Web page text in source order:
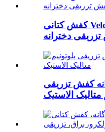
کفش کتانی Velcro بچه گانه کفش
دخترانه
کفش تزریقی
متالیک الاستیک